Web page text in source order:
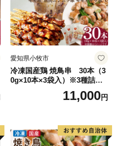
愛知県小牧市
冷凍国産鶏 焼鳥串 30本（3
0g×10本×3袋入）※3種詰め
合わせ 焼き鳥 おつまみ バー
ベキュー 小分け 国産 鶏肉 焼
材 具材 お家居酒屋 詰め合わ
せ
11,000円